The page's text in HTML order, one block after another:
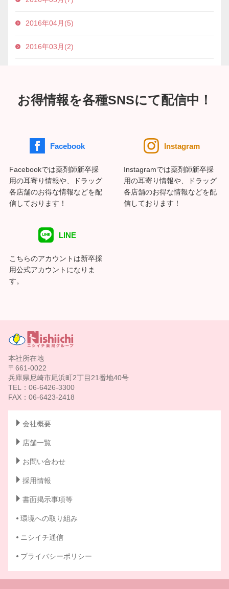
2016年04月(5)
2016年03月(2)
お得情報を各種SNSにて配信中！
Facebook
Facebookでは薬剤師新卒採
用の耳寄り情報や、ドラッグ
各店舗のお得な情報などを配
信しております！
Instagram
Instagramでは薬剤師新卒採
用の耳寄り情報や、ドラッグ
各店舗のお得な情報などを配
信しております！
LINE
こちらのアカウントは新卒採
用公式アカウントになりま
す。
本社所在地
〒661-0022
兵庫県尼崎市尾浜町2丁目21番地40号
TEL：06-6426-3300
FAX：06-6423-2418
会社概要
店舗一覧
お問い合わせ
採用情報
書面掲示事項等
環境への取り組み
ニシイチ通信
プライバシーポリシー